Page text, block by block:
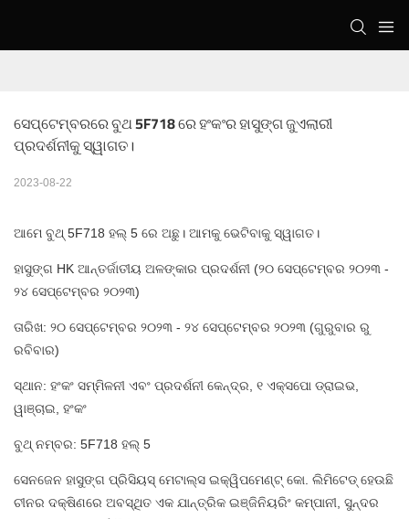
ସେପ୍ଟେମ୍ବରରେ ବୁଥ 5F718 ରେ ହଂକଂର ହାସୁଙ୍ଗ ଜୁଏଲାରୀ
ପ୍ରଦର୍ଶନୀକୁ ସ୍ୱାଗତ।
2023-08-22
ଆମେ ବୁଥ୍ 5F718 ହଲ୍ 5 ରେ ଅଛୁ। ଆମକୁ ଭେଟିବାକୁ ସ୍ୱାଗତ।
ହାସୁଙ୍ଗ HK ଆନ୍ତର୍ଜାତୀୟ ଅଳଙ୍କାର ପ୍ରଦର୍ଶନୀ (୨୦ ସେପ୍ଟେମ୍ବର ୨୦୨୩ -
୨୪ ସେପ୍ଟେମ୍ବର ୨୦୨୩)
ତାରିଖ: ୨୦ ସେପ୍ଟେମ୍ବର ୨୦୨୩ - ୨୪ ସେପ୍ଟେମ୍ବର ୨୦୨୩ (ଗୁରୁବାର ରୁ
ରବିବାର)
ସ୍ଥାନ: ହଂକଂ ସମ୍ମିଳନୀ ଏବଂ ପ୍ରଦର୍ଶନୀ କେନ୍ଦ୍ର, ୧ ଏକ୍ସପୋ ଡ୍ରାଇଭ,
ୱାଞ୍ଚାଇ, ହଂକଂ
ବୁଥ୍ ନମ୍ବର: 5F718 ହଲ୍ 5
ସେନଜେନ ହାସୁଙ୍ଗ ପ୍ରିସିୟସ୍ ମେଟାଲ୍ସ ଇକ୍ୱିପମେଣ୍ଟ୍ କୋ. ଲିମିଟେଡ୍ ହେଉଛି
ଚୀନର ଦକ୍ଷିଣରେ ଅବସ୍ଥିତ ଏକ ଯାନ୍ତ୍ରିକ ଇଞ୍ଜିନିୟରିଂ କମ୍ପାନୀ, ସୁନ୍ଦର